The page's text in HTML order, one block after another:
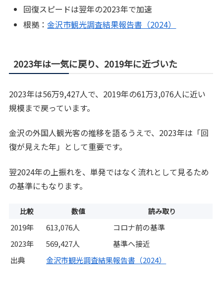
回復スピードは翌年の2023年で加速
根拠：金沢市観光調査結果報告書（2024）
2023年は一気に戻り、2019年に近づいた
2023年は56万9,427人で、2019年の61万3,076人に近い
規模まで戻っています。
金沢の外国人観光客の推移を語るうえで、2023年は「回
復が見えた年」として重要です。
翌2024年の上振れを、単発ではなく流れとして見るため
の基準にもなります。
比較 数値 読み取り
2019年 613,076人
コロナ前の基準
2023年
569,427人
基準へ接近
出典
金沢市観光調査結果報告書（2024）